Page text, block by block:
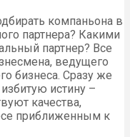
компаньона в
партнера? Какими
партнер? Все
ведущего
бизнеса. Сразу же
истину –
качества,
приближенным к